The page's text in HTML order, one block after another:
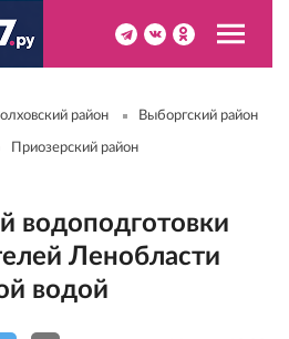
район Выборгский район
Приозерский район
водоподготовки
Ленобласти
водой